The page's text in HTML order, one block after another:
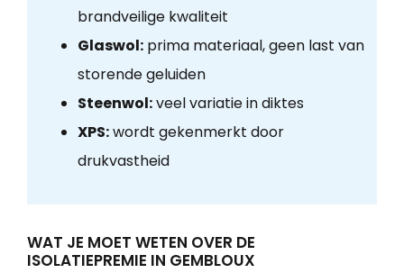
brandveilige kwaliteit
Glaswol:prima materiaal, geen last van
storende geluiden
Steenwol:veel variatie in diktes
XPS:wordt gekenmerkt door
drukvastheid
WAT JE MOET WETEN OVER DE
ISOLATIEPREMIE IN GEMBLOUX